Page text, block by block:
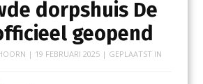
dorpshuis De
geopend
| 19 FEBRUARI 2025| GEPLAATST IN